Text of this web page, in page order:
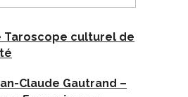
Taroscope culturel de
Claude Gautrand –